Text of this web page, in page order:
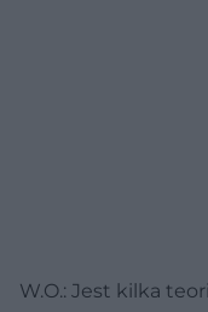
W.O.: Jest kilka